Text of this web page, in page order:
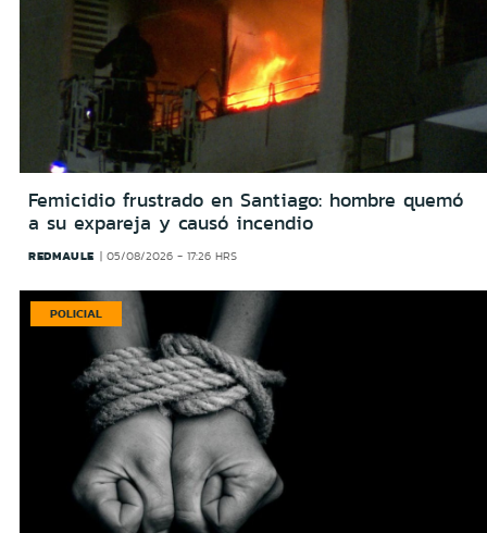
Femicidio frustrado en Santiago: hombre quemó
a su expareja y causó incendio
REDMAULE 05/08/2026 - 17:26 HRS
POLICIAL